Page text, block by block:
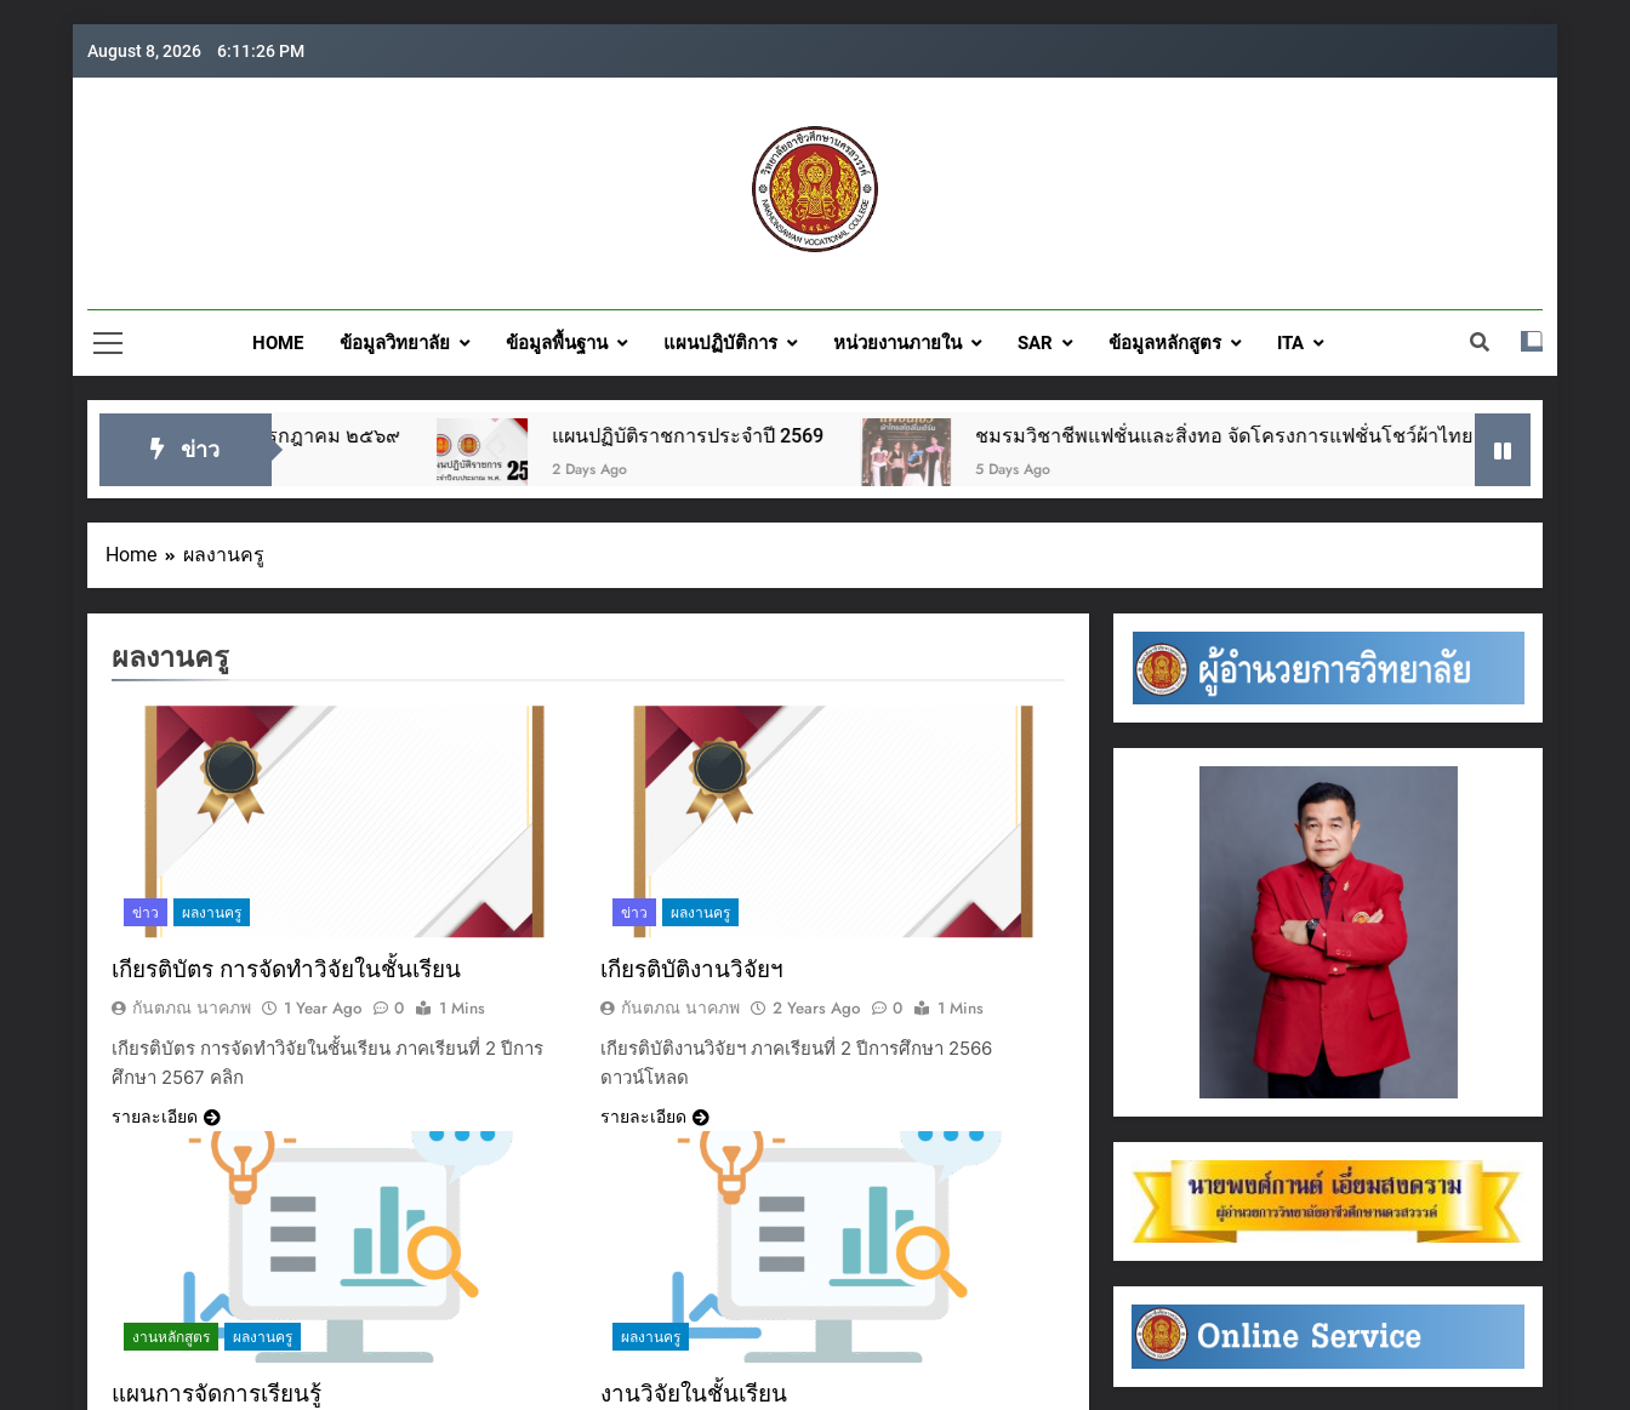
August 8, 2026 6:11:27 PM
HOME ข้อมูลวิทยาลัย ข้อมูลพื้นฐาน แผนปฏิบัติการ หน่วยงานภายใน SAR ข้อมูลหลักสูตร ITA
ข่าว
จพระเจ้าอยู่หัว ๒๘ กรกฎาคม ๒๕๖๙ แผนปฏิบัติราชการประจำปี 2569
2 Days Ago
ชมรมวิชาชีพแฟชั่นและสิ่งทอ จัดโครงการแฟชั่นโชว์ผ้าไทย สไตล์โมเดิร์น วันที่ ๕ ส.ค. นี้
5 Days Ago
Home ผลงานครู
ผลงานครู
ข่าว ผลงานครู
เกียรติบัตร การจัดทำวิจัยในชั้นเรียน
กันตภณ นาคภพ 1 Year Ago 0
1 Mins
เกียรติบัตร การจัดทำวิจัยในชั้นเรียน ภาคเรียนที่ 2 ปีการ
ศึกษา 2567 คลิก
รายละเอียด
ข่าว ผลงานครู
เกียรติบัติงานวิจัยฯ
กันตภณ นาคภพ 2 Years Ago 0
1 Mins
เกียรติบัติงานวิจัยฯ ภาคเรียนที่ 2 ปีการศึกษา 2566
ดาวน์โหลด
รายละเอียด
งานหลักสูตร ผลงานครู
แผนการจัดการเรียนรู้
ผลงานครู
งานวิจัยในชั้นเรียน